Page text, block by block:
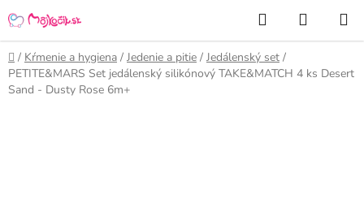
na
obsah
Hľadať
KOŠÍK
Domov
/ Kŕmenie a hygiena / Jedenie a pitie / Jedálenský set /
PETITE&MARS Set jedálenský silikónový TAKE&MATCH 4 ks Desert
Sand - Dusty Rose 6m+